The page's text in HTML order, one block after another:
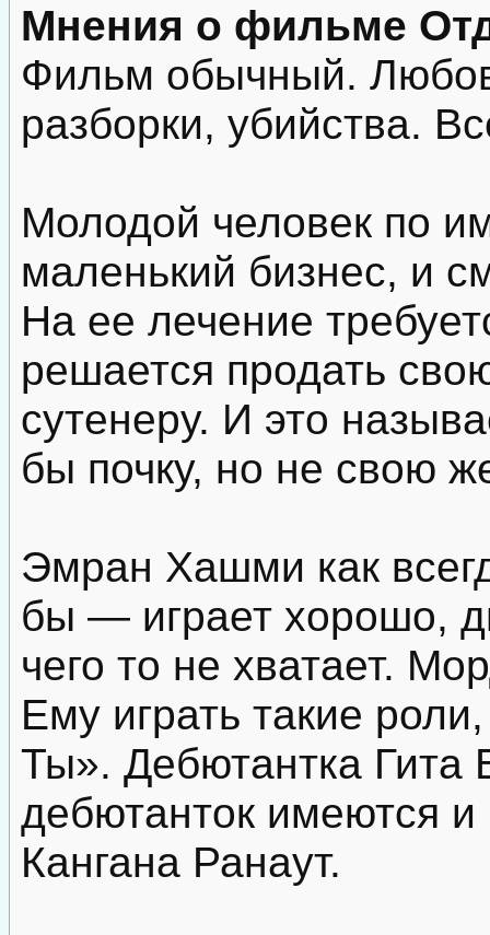
Мнения о фильме
Фильм обычный.
разборки, убийства.
Молодой человек по
маленький бизнес, и
На ее лечение
решается продать
сутенеру. И это
бы почку, но не свою
Эмран Хашми как
бы — играет хорошо,
чего то не хватает.
Ему играть такие
Ты». Дебютантка
дебютанток имеются
Кангана Ранаут.